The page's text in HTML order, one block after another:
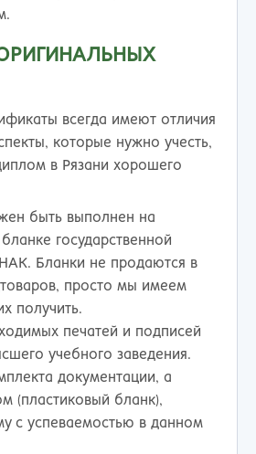
всегда имеют отличия
которые нужно учесть,
в Рязани хорошего
быть выполнен на
государственной
Бланки не продаются в
просто мы имеем
получить.
печатей и подписей
учебного заведения.
документации, а
(пластиковый бланк),
с успеваемостью в данном